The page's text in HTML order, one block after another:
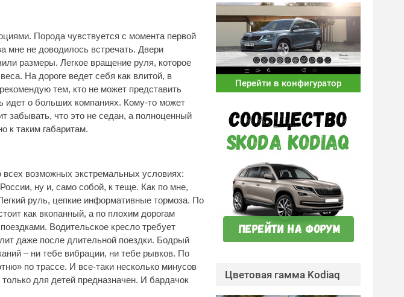
Порода чувствуется с момента первой
мне не доводилось встречать. Двери
размеры. Легкое вращение руля, которое
На дороге ведет себя как влитой, в
тем, кто не может представить
идет о больших компаниях. Кому-то может
забывать, что это не седан, а полноценный
к таким габаритам.
возможных экстремальных условиях:
ну и, само собой, к теще. Как по мне,
руль, цепкие информативные тормоза. По
как вкопанный, а по плохим дорогам
Водительское кресло требует
даже после длительной поездки. Бодрый
– ни тебе вибрации, ни тебе рывков. По
по трассе. И все-таки несколько минусов
для детей предназначен. И бардачок
Перейти в конфигуратор
Цветовая гамма Kodiaq